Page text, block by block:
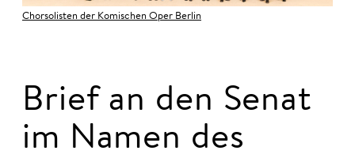
Chorsolisten der Komischen Oper Berlin
Brief an den Se­nat
im Na­men des